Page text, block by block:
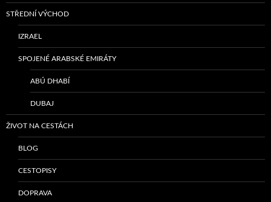
STŘEDNÍ VÝCHOD
IZRAEL
SPOJENÉ ARABSKÉ EMIRÁTY
ABÚ DHABÍ
DUBAJ
ŽIVOT NA CESTÁCH
BLOG
CESTOPISY
DOPRAVA